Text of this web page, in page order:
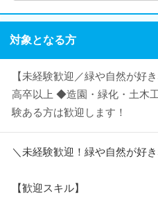
対象となる方
【未経験歓迎／緑や自然が
高卒以上 ◆造園・緑化・土木
験ある方は歓迎します！
＼未経験歓迎！緑や自然が好
【歓迎スキル】